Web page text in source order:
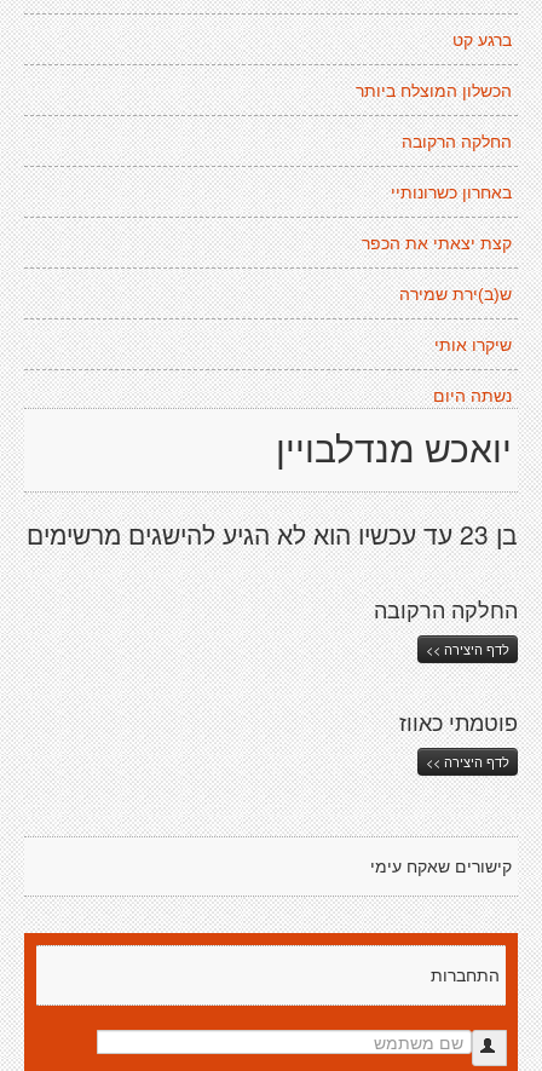
ברגע קט
הכשלון המוצלח ביותר
החלקה הרקובה
באחרון כשרונותיי
קצת יצאתי את הכפר
ש(ב)ירת שמירה
שיקרו אותי
נשתה היום
יואכש מנדלבויין
בן 23 עד עכשיו הוא לא הגיע להישגים מרשימים
החלקה הרקובה
לדף היצירה >>
פוטמתי כאווז
לדף היצירה >>
קישורים שאקח עימי
התחברות